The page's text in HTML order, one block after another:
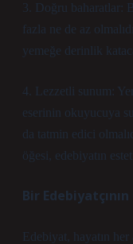
3. Doğru baharatlar:
fazla ne de az
yemeğe derinlik
4. Lezzetli sunum:
eserinin okuyucuya
da tatmin edici
öğesi, edebiyatın
Bir
Edebiyat, hayatın